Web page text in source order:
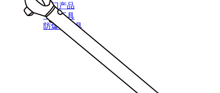
热门产品
气动工具
防爆类工具